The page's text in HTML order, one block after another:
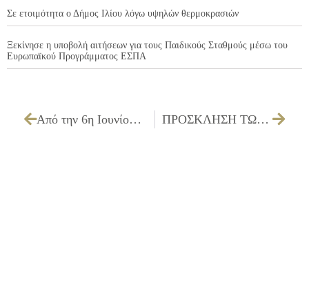
Σε ετοιμότητα ο Δήμος Ιλίου λόγω υψηλών θερμοκρασιών
Ξεκίνησε η υποβολή αιτήσεων για τους Παιδικούς Σταθμούς μέσω του
Ευρωπαϊκού Προγράμματος ΕΣΠΑ
Από την 6η Ιουνίου οι εγγραφές στα Καλοκαιρινά CAMP του Δήμου Ιλίου ΠΡΟΣΚΛΗΣΗ ΤΩΝ ΜΕΛΩΝ ΤΗΣ ΔΗΜΟΤΙΚΗΣ ΕΠΙΤΡΟΠΗΣ ΓΙΑ ΤΗΝ 10/06/2026